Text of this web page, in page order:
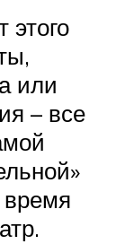
этого
или
– все
время